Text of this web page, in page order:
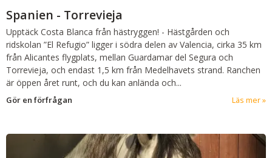
Spanien - Torrevieja
Upptäck Costa Blanca från hästryggen! - Hästgården och
ridskolan ”El Refugio” ligger i södra delen av Valencia, cirka 35 km
från Alicantes flygplats, mellan Guardamar del Segura och
Torrevieja, och endast 1,5 km från Medelhavets strand. Ranchen
är öppen året runt, och du kan anlända och...
Gör en förfrågan Läs mer